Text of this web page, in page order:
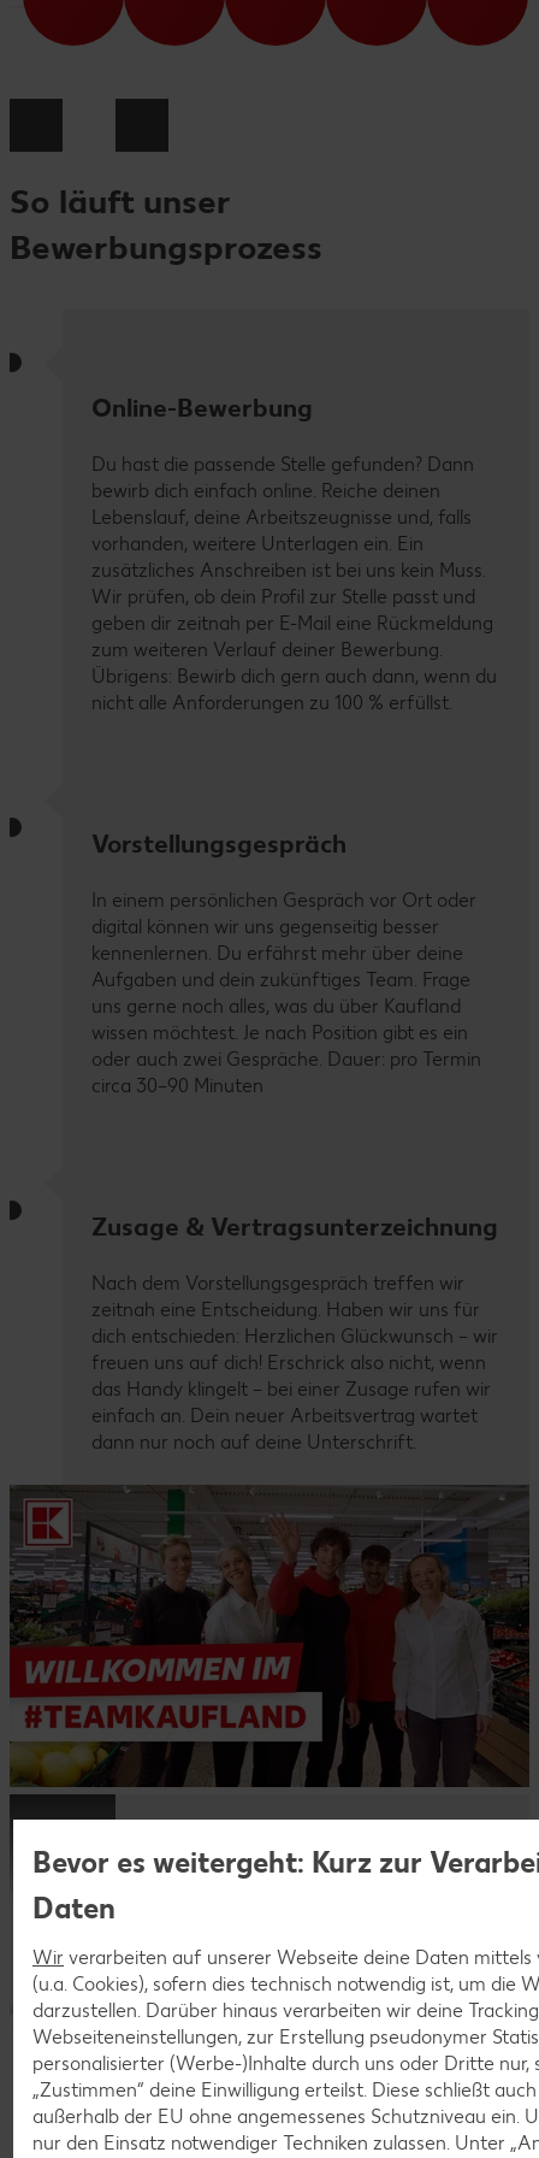
So läuft unser
Bewerbungsprozess
Online-Bewerbung
Du hast die passende Stelle gefunden? Dann
bewirb dich einfach online. Reiche deinen
Lebenslauf, deine Arbeitszeugnisse und, falls
vorhanden, weitere Unterlagen ein. Ein
zusätzliches Anschreiben ist bei uns kein Muss.
Wir prüfen, ob dein Profil zur Stelle passt und
geben dir zeitnah per E-Mail eine Rückmeldung
zum weiteren Verlauf deiner Bewerbung.
Übrigens: Bewirb dich gern auch dann, wenn du
nicht alle Anforderungen zu 100 % erfüllst.
Vorstellungsgespräch
In einem persönlichen Gespräch vor Ort oder
digital können wir uns gegenseitig besser
kennenlernen. Du erfährst mehr über deine
Aufgaben und dein zukünftiges Team. Frage
uns gerne noch alles, was du über Kaufland
wissen möchtest. Je nach Position gibt es ein
oder auch zwei Gespräche. Dauer: pro Termin
circa 30–90 Minuten
Zusage & Vertragsunterzeichnung
Nach dem Vorstellungsgespräch treffen wir
zeitnah eine Entscheidung. Haben wir uns für
dich entschieden: Herzlichen Glückwunsch – wir
freuen uns auf dich! Erschrick also nicht, wenn
das Handy klingelt – bei einer Zusage rufen wir
einfach an. Dein neuer Arbeitsvertrag wartet
dann nur noch auf deine Unterschrift.
kennen!
Bevor es weitergeht: Kurz zur
Daten
Wir verarbeiten auf unserer Webseite deine Daten mittels
(u.a. Cookies), sofern dies technisch notwendig ist, um die
darzustellen. Darüber hinaus verarbeiten wir deine
Webseiteneinstellungen, zur Erstellung pseudonymer
personalisierter (Werbe-)Inhalte durch uns oder Dritte nur,
„Zustimmen“ deine Einwilligung erteilst. Diese schließt
außerhalb der EU ohne angemessenes Schutzniveau ein.
nur den Einsatz notwendiger Techniken zulassen. Unter